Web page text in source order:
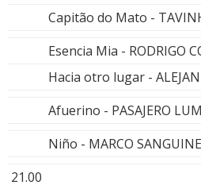
Capitão do Mato -
Esencia Mia - RODRIGO
Hacia otro lugar -
Afuerino - PASAJERO
Niño - MARCO
21.00